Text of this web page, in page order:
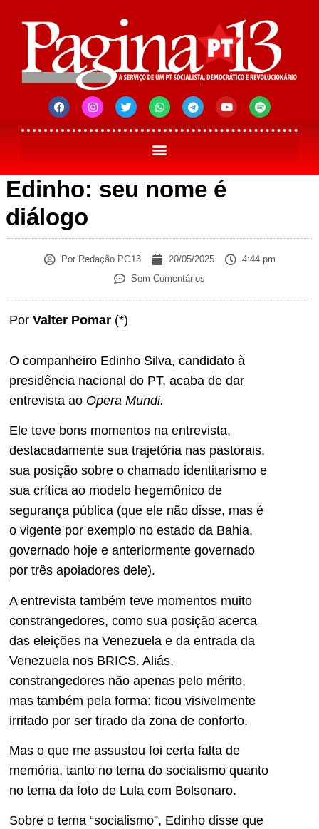
Edinho: seu nome é
diálogo
PorRedação PG13 20/05/2025
4:44 pm
Sem Comentários
Por Valter Pomar (*)
O companheiro Edinho Silva, candidato à
presidência nacional do PT, acaba de dar
entrevista ao Opera Mundi.
Ele teve bons momentos na entrevista,
destacadamente sua trajetória nas pastorais,
sua posição sobre o chamado identitarismo e
sua crítica ao modelo hegemônico de
segurança pública (que ele não disse, mas é
o vigente por exemplo no estado da Bahia,
governado hoje e anteriormente governado
por três apoiadores dele).
A entrevista também teve momentos muito
constrangedores, como sua posição acerca
das eleições na Venezuela e da entrada da
Venezuela nos BRICS. Aliás,
constrangedores não apenas pelo mérito,
mas também pela forma: ficou visivelmente
irritado por ser tirado da zona de conforto.
Mas o que me assustou foi certa falta de
memória, tanto no tema do socialismo quanto
no tema da foto de Lula com Bolsonaro.
Sobre o tema “socialismo”, Edinho disse que